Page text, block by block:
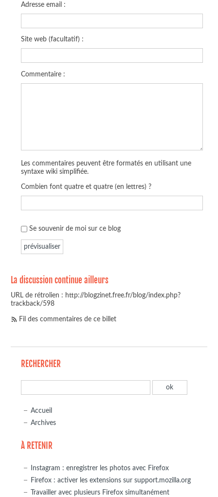
Adresse email :
Site web (facultatif) :
Commentaire :
Les commentaires peuvent être formatés en utilisant une
syntaxe wiki simplifiée.
Combien font quatre et quatre (en lettres) ?
Se souvenir de moi sur ce blog
La discussion continue ailleurs
URL de rétrolien : http://blogzinet.free.fr/blog/index.php?
trackback/598
Fil des commentaires de ce billet
RECHERCHER
Accueil
Archives
À RETENIR
Instagram : enregistrer les photos avec Firefox
Firefox : activer les extensions sur support.mozilla.org
Travailler avec plusieurs Firefox simultanément